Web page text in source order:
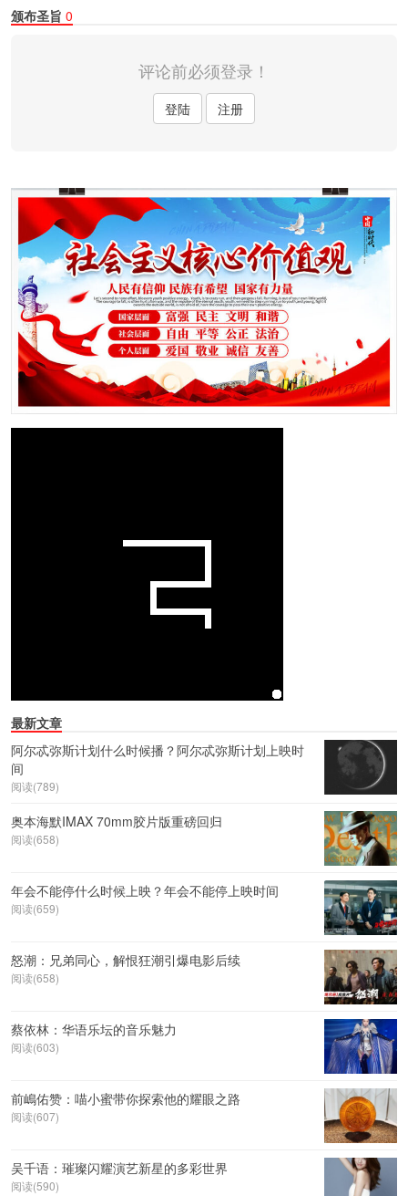
颁布圣旨 0
评论前必须登录！
登陆 注册
最新文章
阿尔忒弥斯计划什么时候播？阿尔忒弥斯计划上映时
间
阅读(789)
奥本海默IMAX 70mm胶片版重磅回归
阅读(658)
年会不能停什么时候上映？年会不能停上映时间
阅读(659)
怒潮：兄弟同心，解恨狂潮引爆电影后续
阅读(658)
蔡依林：华语乐坛的音乐魅力
阅读(603)
前嶋佑赞：喵小蜜带你探索他的耀眼之路
阅读(607)
吴千语：璀璨闪耀演艺新星的多彩世界
阅读(590)